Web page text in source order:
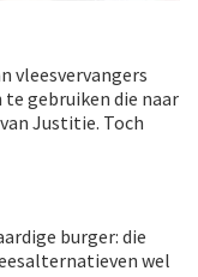
vleesvervangers
gebruiken die naar
Justitie. Toch
burger: die
wel